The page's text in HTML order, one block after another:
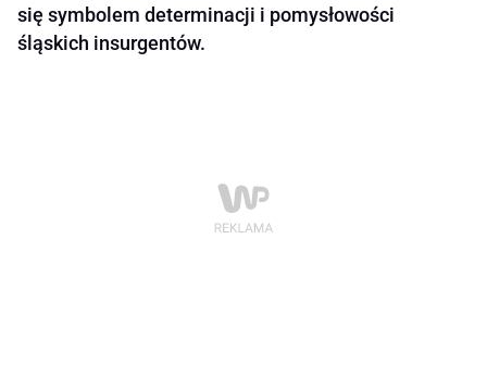
się symbolem determinacji i pomysłowości
śląskich insurgentów.